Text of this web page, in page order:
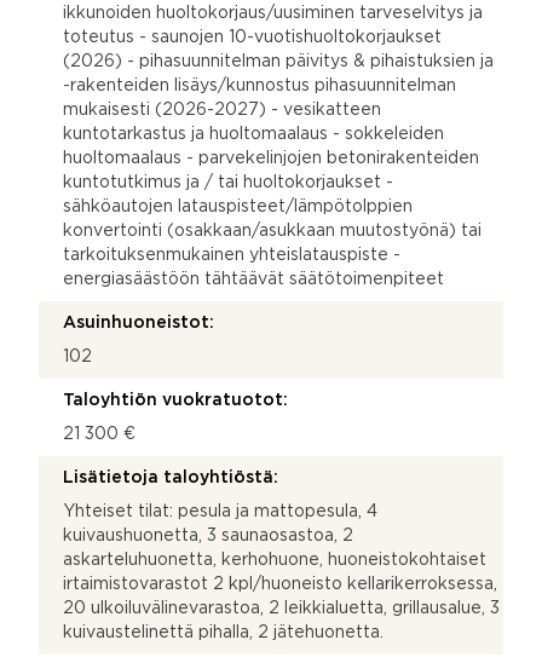
ikkunoiden huoltokorjaus/uusiminen tarveselvitys ja
toteutus - saunojen 10-vuotishuoltokorjaukset
(2026) - pihasuunnitelman päivitys & pihaistuksien ja
-rakenteiden lisäys/kunnostus pihasuunnitelman
mukaisesti (2026-2027) - vesikatteen
kuntotarkastus ja huoltomaalaus - sokkeleiden
huoltomaalaus - parvekelinjojen betonirakenteiden
kuntotutkimus ja / tai huoltokorjaukset -
sähköautojen latauspisteet/lämpötolppien
konvertointi (osakkaan/asukkaan muutostyönä) tai
tarkoituksenmukainen yhteislatauspiste -
energiasäästöön tähtäävät säätötoimenpiteet
Asuinhuoneistot:
102
Taloyhtiön vuokratuotot:
21 300 €
Lisätietoja taloyhtiöstä:
Yhteiset tilat: pesula ja mattopesula, 4
kuivaushuonetta, 3 saunaosastoa, 2
askarteluhuonetta, kerhohuone, huoneistokohtaiset
irtaimistovarastot 2 kpl/huoneisto kellarikerroksessa,
20 ulkoiluvälinevarastoa, 2 leikkialuetta, grillausalue, 3
kuivaustelinettä pihalla, 2 jätehuonetta.